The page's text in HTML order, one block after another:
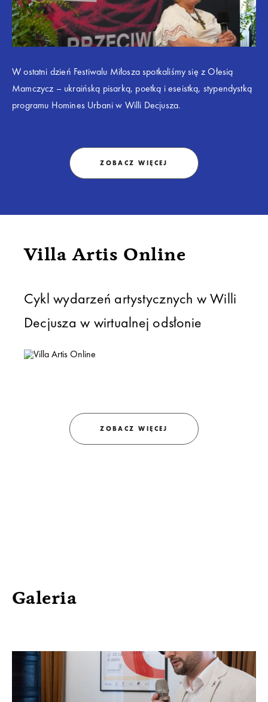
W ostatni dzień Festiwalu Miłosza spotkaliśmy się z Ołesią
Mamczycz – ukraińską pisarką, poetką i eseistką, stypendystką
programu Homines Urbani w Willi Decjusza.
ZOBACZ WIĘCEJ
Villa Artis Online
Cykl wydarzeń artystycznych w Willi
Decjusza w wirtualnej odsłonie
ZOBACZ WIĘCEJ
Galeria